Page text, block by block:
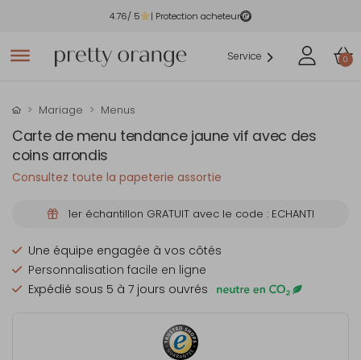
4.76/ 5 | Protection acheteur
Service 0
Mariage Menus
Carte de menu tendance jaune vif avec des
coins arrondis
Consultez toute la papeterie assortie
1er échantillon GRATUIT avec le code : ECHANTI
Une équipe engagée à vos côtés
Personnalisation facile en ligne
Expédié sous 5 à 7 jours ouvrés